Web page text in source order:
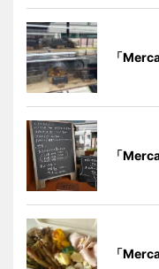
「
「
「